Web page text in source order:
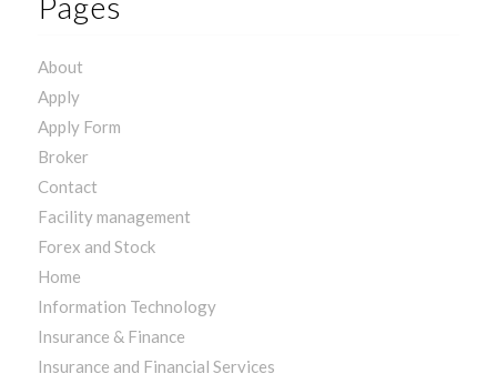
About
Apply
Apply Form
Broker
Contact
Facility management
Forex and Stock
Home
Information Technology
Insurance & Finance
Insurance and Financial Services